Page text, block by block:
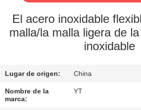
LA
FÁBRICA
DE
CALIDAD
El acero inoxidable
malla/la malla ligera de
inoxidable
Lugar de origen: China
Nombre de la
marca:
YT